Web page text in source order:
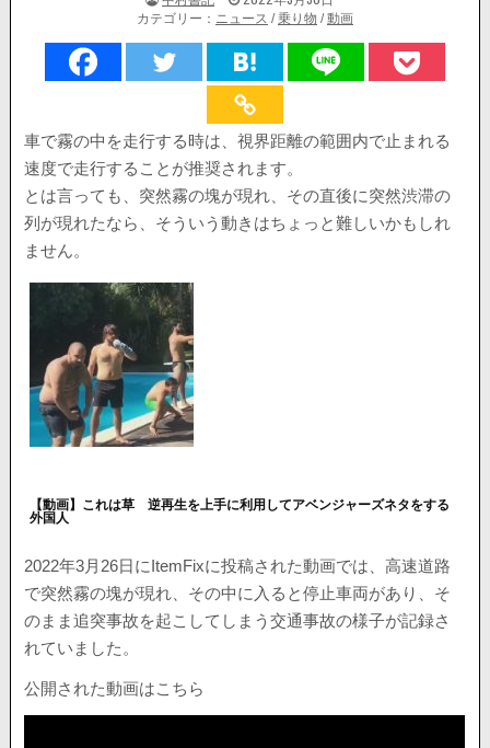
者:
載
日：
カテゴリー： ニュース /乗り物 /動画
車で霧の中を走行する時は、視界距離の範囲内で止まれる
速度で走行することが推奨されます。
とは言っても、突然霧の塊が現れ、その直後に突然渋滞の
列が現れたなら、そういう動きはちょっと難しいかもしれ
ません。
【動画】これは草 逆再生を上手に利用してアベンジャーズネタをする
外国人
2022年3月26日にItemFixに投稿された動画では、高速道路
で突然霧の塊が現れ、その中に入ると停止車両があり、そ
のまま追突事故を起こしてしまう交通事故の様子が記録さ
れていました。
公開された動画はこちら